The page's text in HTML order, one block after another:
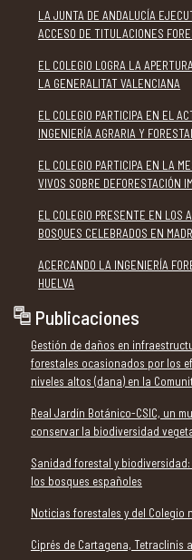
LA JUNTA DE ANDALUCÍA
ACCESO DE TITULACIONES
EL COLEGIO LOGRA LA
LA GENERALITAT VALENCIANA
EL COLEGIO PARTICIPA EN EL
INGENIERÍA AGRARIA Y
EL COLEGIO PARTICIPA EN LA
VIVOS SOBRE DEFORESTACIÓN
EL COLEGIO PRESENTE EN LOS
BOSQUES CELEBRADOS EN
ACERCANDO LA INGENIERÍA
HUELVA
Publicaciones
Gestión de daños en
forestales ocasionados por los
niveles altos (dana) en la
Real Jardín Botánico-CSIC, un
conservar la biodiversidad
Sanidad forestal y
los bosques españoles
Noticias forestales y del Colegio
Ciprés de Cartagena, Tetraclinis